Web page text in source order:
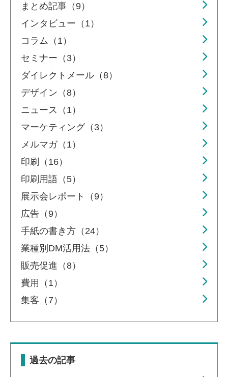
まとめ記事（9）
インタビュー（1）
コラム（1）
セミナー（3）
ダイレクトメール（8）
デザイン（8）
ニュース（1）
マーケティング（3）
メルマガ（1）
印刷（16）
印刷用語（5）
展示会レポート（9）
広告（9）
手紙の書き方（24）
業種別DM活用法（5）
販売促進（8）
費用（1）
集客（7）
過去の記事